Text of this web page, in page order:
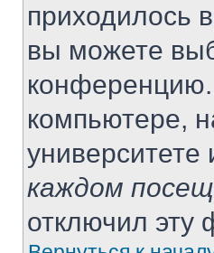
приходилось
вы можете
конференцию.
компьютере,
университете
каждом
отключил эту